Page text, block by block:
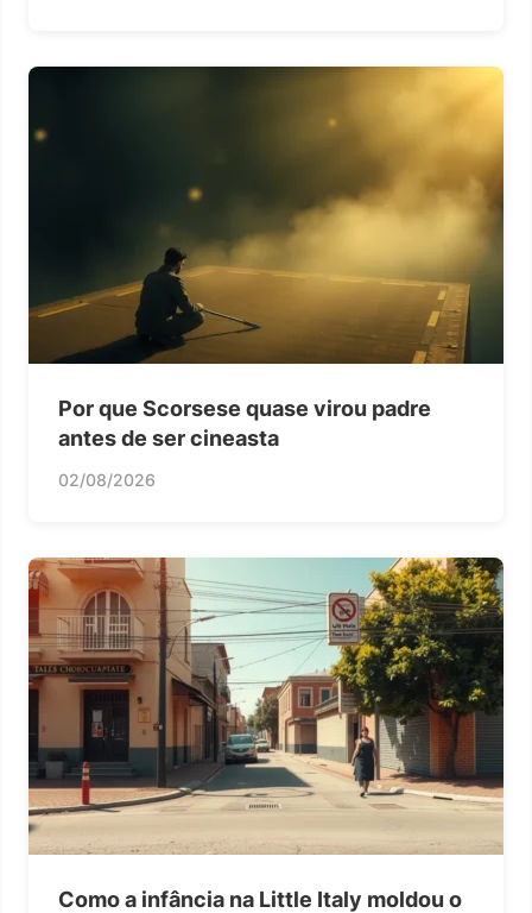
Por que Scorsese quase virou padre
antes de ser cineasta
02/08/2026
Como a infância na Little Italy moldou o